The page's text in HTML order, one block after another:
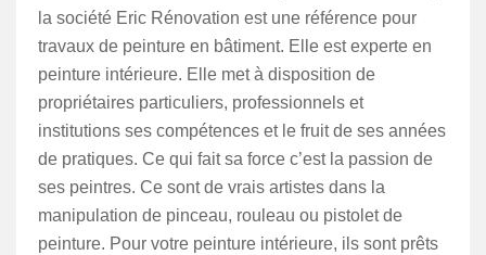
la société Eric Rénovation est une référence pour
travaux de peinture en bâtiment. Elle est experte en
peinture intérieure. Elle met à disposition de
propriétaires particuliers, professionnels et
institutions ses compétences et le fruit de ses années
de pratiques. Ce qui fait sa force c’est la passion de
ses peintres. Ce sont de vrais artistes dans la
manipulation de pinceau, rouleau ou pistolet de
peinture. Pour votre peinture intérieure, ils sont prêts